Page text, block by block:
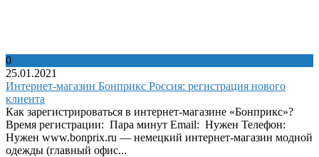
0
25.01.2021
Интернет-магазин Бонприкс Россия: регистрация нового
клиента
Как зарегистрироваться в интернет-магазине «Бонприкс»?
Время регистрации: Пара минут Email: Нужен Телефон:
Нужен www.bonprix.ru — немецкий интернет-магазин модной
одежды (главный офис...